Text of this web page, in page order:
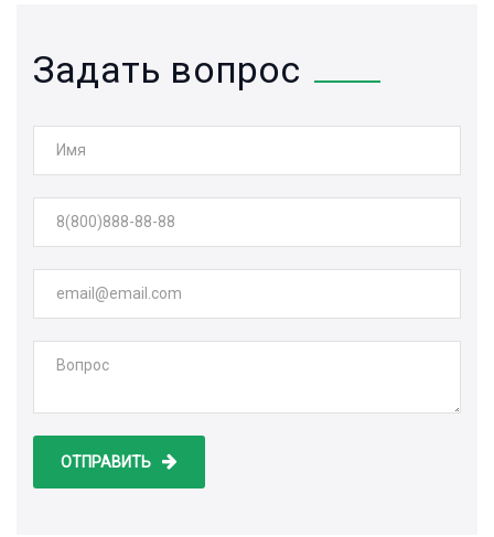
Задать вопрос
ОТПРАВИТЬ